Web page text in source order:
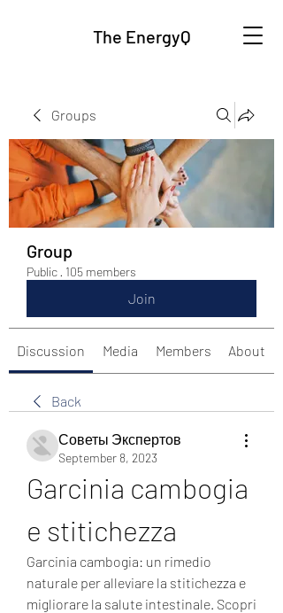
The EnergyQ
Groups
Group
Public · 105 members
Join
Discussion Media Members About
Back
Советы Экспертов
September 8, 2023
Garcinia cambogia
e stitichezza
Garcinia cambogia: un rimedio
naturale per alleviare la stitichezza e
migliorare la salute intestinale. Scopri